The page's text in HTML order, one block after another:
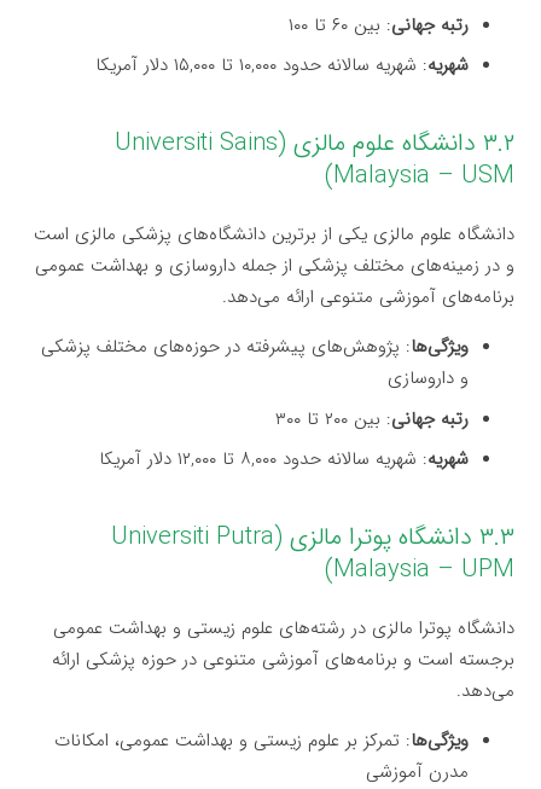
رتبه جهانی: بین ۶۰ تا ۱۰۰
شهریه: شهریه سالانه حدود ۱۰,۰۰۰ تا ۱۵,۰۰۰ دلار آمریکا
۳.۲ دانشگاه علوم مالزی (Universiti Sains
Malaysia – USM)
دانشگاه علوم مالزی یکی از برترین دانشگاه‌های پزشکی مالزی است
و در زمینه‌های مختلف پزشکی از جمله داروسازی و بهداشت عمومی
برنامه‌های آموزشی متنوعی ارائه می‌دهد.
ویژگی‌ها: پژوهش‌های پیشرفته در حوزه‌های مختلف پزشکی
و داروسازی
رتبه جهانی: بین ۲۰۰ تا ۳۰۰
شهریه: شهریه سالانه حدود ۸,۰۰۰ تا ۱۲,۰۰۰ دلار آمریکا
۳.۳ دانشگاه پوترا مالزی (Universiti Putra
Malaysia – UPM)
دانشگاه پوترا مالزی در رشته‌های علوم زیستی و بهداشت عمومی
برجسته است و برنامه‌های آموزشی متنوعی در حوزه پزشکی ارائه
می‌دهد.
ویژگی‌ها: تمرکز بر علوم زیستی و بهداشت عمومی، امکانات
مدرن آموزشی